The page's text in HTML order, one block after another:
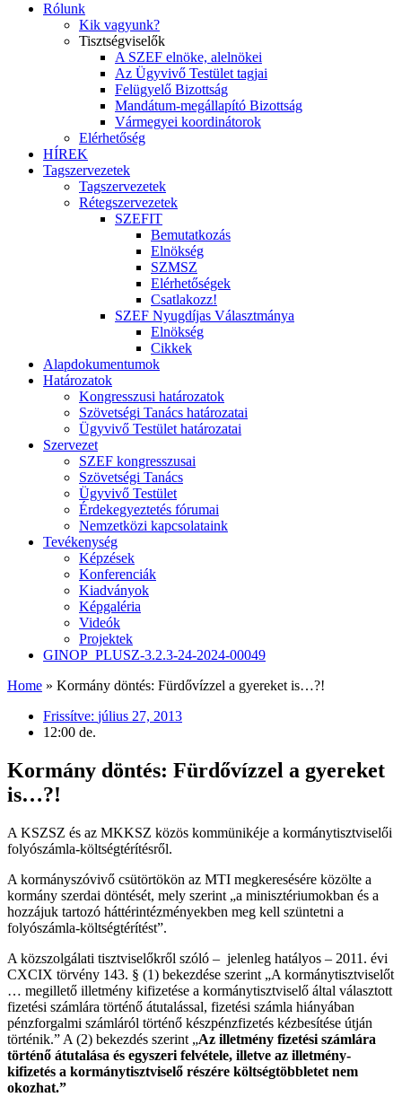
Rólunk
Kik vagyunk?
Tisztségviselők
A SZEF elnöke, alelnökei
Az Ügyvivő Testület tagjai
Felügyelő Bizottság
Mandátum-megállapító Bizottság
Vármegyei koordinátorok
Elérhetőség
HÍREK
Tagszervezetek
Tagszervezetek
Rétegszervezetek
SZEFIT
Bemutatkozás
Elnökség
SZMSZ
Elérhetőségek
Csatlakozz!
SZEF Nyugdíjas Választmánya
Elnökség
Cikkek
Alapdokumentumok
Határozatok
Kongresszusi határozatok
Szövetségi Tanács határozatai
Ügyvivő Testület határozatai
Szervezet
SZEF kongresszusai
Szövetségi Tanács
Ügyvivő Testület
Érdekegyeztetés fórumai
Nemzetközi kapcsolataink
Tevékenység
Képzések
Konferenciák
Kiadványok
Képgaléria
Videók
Projektek
GINOP_PLUSZ-3.2.3-24-2024-00049
Home » Kormány döntés: Fürdővízzel a gyereket is…?!
Frissítve: július 27, 2013
12:00 de.
Kormány döntés: Fürdővízzel a gyereket
is…?!
A KSZSZ és az MKKSZ közös kommünikéje a kormánytisztviselői
folyószámla-költségtérítésről.
A kormányszóvivő csütörtökön az MTI megkeresésére közölte a
kormány szerdai döntését, mely szerint „a minisztériumokban és a
hozzájuk tartozó háttérintézményekben meg kell szüntetni a
folyószámla-költségtérítést”.
A közszolgálati tisztviselőkről szóló – jelenleg hatályos – 2011. évi
CXCIX törvény 143. § (1) bekezdése szerint „A kormánytisztviselőt
… megillető illetmény kifizetése a kormánytisztviselő által választott
fizetési számlára történő átutalással, fizetési számla hiányában
pénzforgalmi számláról történő készpénzfizetés kézbesítése útján
történik.” A (2) bekezdés szerint „Az illetmény fizetési számlára
történő átutalása és egyszeri felvétele, illetve az illetmény-
kifizetés a kormánytisztviselő részére költségtöbbletet nem
okozhat.”